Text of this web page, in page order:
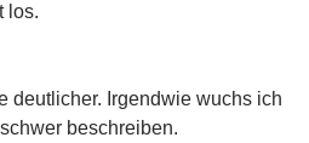
los.
deutlicher. Irgendwie wuchs ich
beschreiben.